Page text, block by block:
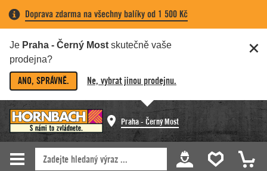
Doprava zdarma na všechny balíky od 1 500 Kč
Je Praha - Černý Most skutečně vaše
prodejna?
ANO, SPRÁVNĚ. Ne, vybrat jinou prodejnu.
Praha - Černý Most